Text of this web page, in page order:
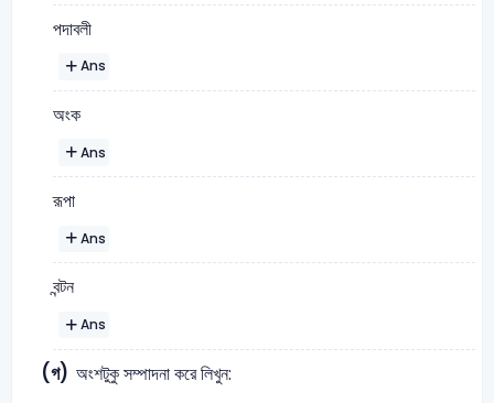
পদাবলী
Ans
অংক
Ans
রূপা
Ans
বন্টন
Ans
(গ) অংশটুকু সম্পাদনা করে লিখুন: